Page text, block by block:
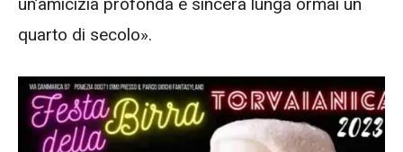
un’amicizia profonda e sincera lunga ormai un
quarto di secolo».